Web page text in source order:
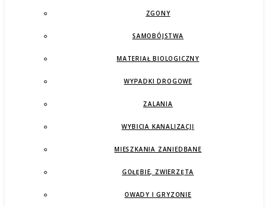
ZGONY
SAMOBÓJSTWA
MATERIAŁ BIOLOGICZNY
WYPADKI DROGOWE
ZALANIA
WYBICIA KANALIZACJI
MIESZKANIA ZANIEDBANE
GOŁĘBIE, ZWIERZĘTA
OWADY I GRYZONIE